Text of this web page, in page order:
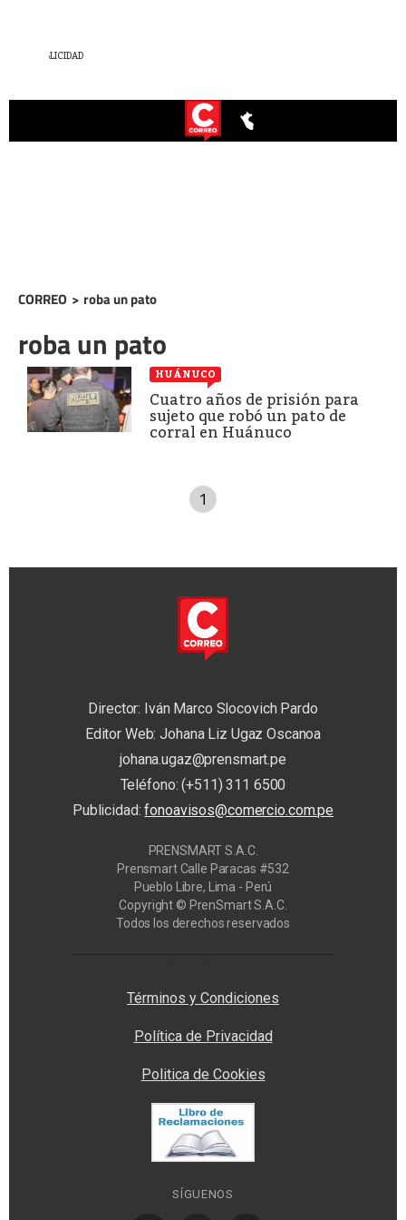
CORREO > roba un pato
roba un pato
HUÁNUCO
Cuatro años de prisión para
sujeto que robó un pato de
corral en Huánuco
1
Director: Iván Marco Slocovich Pardo
Editor Web: Johana Liz Ugaz Oscanoa
johana.ugaz@prensmart.pe
Teléfono: (+511) 311 6500
Publicidad:fonoavisos@comercio.com.pe
PRENSMART S.A.C.
Prensmart Calle Paracas #532
Pueblo Libre, Lima - Perú
Copyright © PrenSmart S.A.C.
Todos los derechos reservados
Términos y Condiciones
Política de Privacidad
Politica de Cookies
SÍGUENOS